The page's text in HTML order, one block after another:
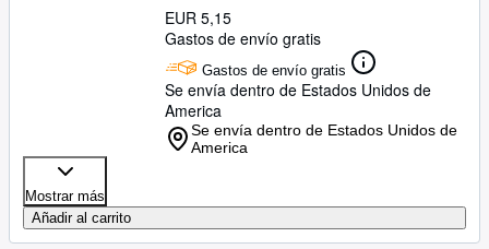
EUR 5,15
Gastos de envío gratis
Gastos de envío gratis
Se envía dentro de Estados Unidos de
America
Se envía dentro de Estados Unidos de
America
Mostrar más
Añadir al carrito